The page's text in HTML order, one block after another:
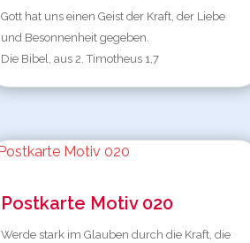
Gott hat uns einen Geist der Kraft, der Liebe
und Besonnenheit gegeben.
Die Bibel, aus 2. Timotheus 1,7
Postkarte Motiv 020
Werde stark im Glauben durch die Kraft, die